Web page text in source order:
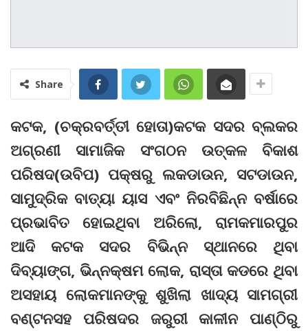
Share
କଟକ, (ଚକ୍ରବର୍ତ୍ତୀ ହୋତା)କଟକ ସଦର ବ୍ଲକର
ଅଗ୍ରଣୀ ସାମାଜିକ ସଂଗଠନ ଉତ୍କଳ ବିକାଶ
ପରିଷଦ(ଉବିପ) ପକ୍ଷରୁ ଲକଡାଉନ, ସଟଡାଉନ,
ସାମୁଦ୍ରିକ ବାତ୍ୟା ୟାସ ଏବଂ ନିରବିଛିନ୍ନ ବର୍ଷାରେ
ପ୍ରଭାବିତ ହୋଇଥିବା ଅରିଲୋ, ରାମକମାରପୁର
ଆଦି କଟକ ସଦର ବିଭିନ୍ନ ସ୍ଥାନରେ ଥିବା
ଦିବ୍ୟାଙ୍ଗ, ଭିନ୍ନକ୍ଷମ ଲୋକ, ରାସ୍ତା କଡରେ ଥିବା
ଅସହାୟ ଲୋକମାନଙ୍କୁ ଶୁଖିଲା ଖାଦ୍ୟ ସାମଗ୍ରୀ
ବଣ୍ଟନସହ ପରିଷଦର ଜରୁରୀ କାଳୀନ ପାଣ୍ଠିରୁ